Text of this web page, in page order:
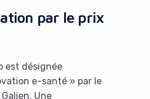
par le prix
est désignée
e-santé » par le
Une